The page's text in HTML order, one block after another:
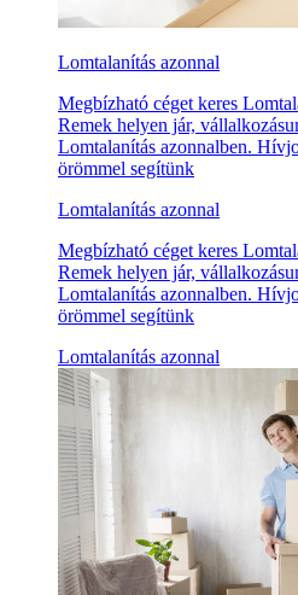
Lomtalanítás azonnal
Megbízható céget keres
Remek helyen jár,
Lomtalanítás azonnalben.
örömmel segítünk
Lomtalanítás azonnal
Megbízható céget keres
Remek helyen jár,
Lomtalanítás azonnalben.
örömmel segítünk
Lomtalanítás azonnal